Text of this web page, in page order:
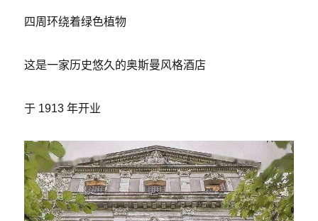
四周环绕着绿色植物
这是一家历史悠久的奥斯曼风格酒店
于 1913 年开业